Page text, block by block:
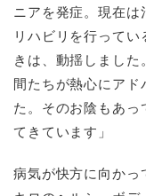
ニアを発症。現在は
リハビリを行って
きは、動揺しまし
間たちが熱心にアド
た。そのお陰もあっ
てきています」
病気が快方に向かっ